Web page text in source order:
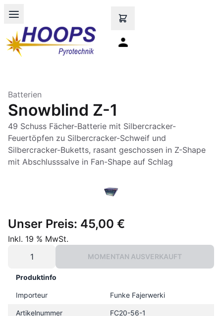
Open main menu
Batterien
Snowblind Z-1
49 Schuss Fächer-Batterie mit Silbercracker-
Feuertöpfen zu Silbercracker-Schweif und
Silbercracker-Buketts, rasant geschossen in Z-Shape
Unser Preis: 45,00 €
Inkl. 19 % MwSt.
MOMENTAN AUSVERKAUFT
Produktinfo
Importeur Funke Fajerwerki
Artikelnummer FC20-56-1